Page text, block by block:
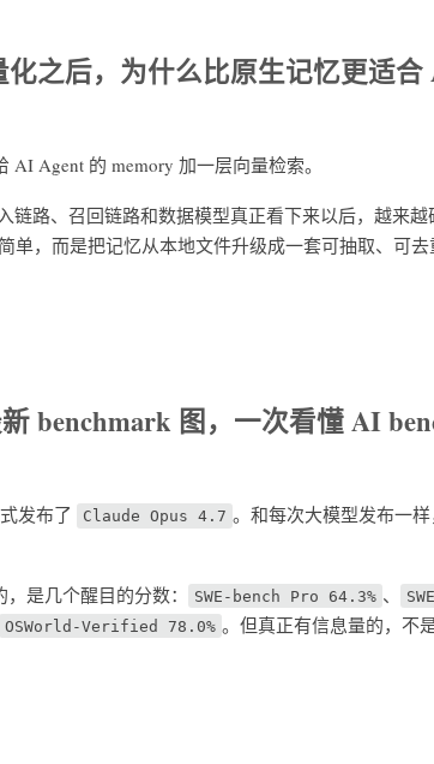
化之后，为什么比原生记忆更适
AI Agent 的 memory 加一层向量检索。
链路、召回链路和数据模型真正看下来以后，越来
单，而是把记忆从本地文件升级成一套可抽取、可
benchmark 图，一次看懂 AI
发布了 Claude Opus 4.7 。和每次大模型发布一样
是几个醒目的分数： SWE-bench Pro 64.3% 、
OSWorld-Verified 78.0% 。但真正有信息量的，不